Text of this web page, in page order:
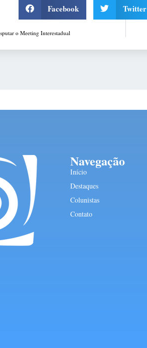
Facebook Twitter
o Meeting Interestadual
Navegação
Início
Destaques
Colunistas
Contato